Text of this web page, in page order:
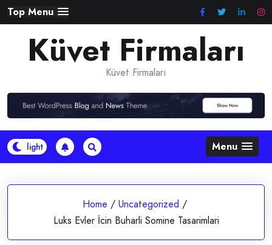
Skip
to
content
Top Menu
Küvet Firmaları
Küvet Firmaları
Menu
Home / Uncategorized /
Luks Evler İcin Buharli Somine Tasarimlari